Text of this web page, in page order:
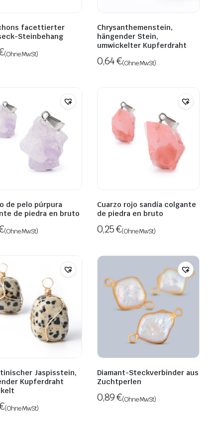
facettierter
Steinbehang
(Ohne MwSt)
Chrysanthemenstein,
hängender Stein,
umwickelter Kupferdraht
0,64€(Ohne MwSt)
de pelo púrpura
de piedra en bruto
(Ohne MwSt)
Cuarzo rojo sandía colgante
de piedra en bruto
0,25€(Ohne MwSt)
Jaspisstein,
Kupferdraht
(Ohne MwSt)
Diamant-Steckverbinder aus
Zuchtperlen
0,89€(Ohne MwSt)